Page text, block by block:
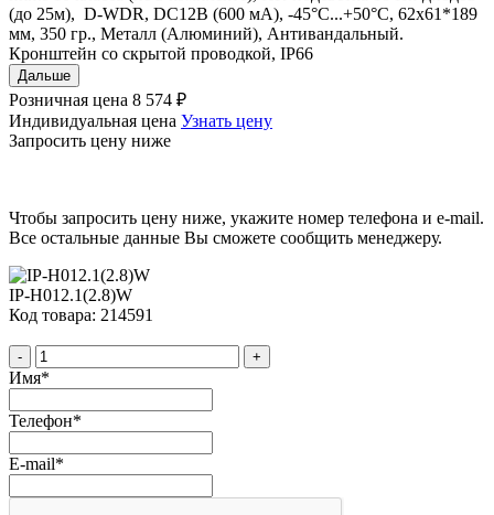
(до 25м), D-WDR, DC12В (600 мА), -45°С...+50°С, 62х61*189
мм, 350 гр., Металл (Алюминий), Антивандальный.
Кронштейн со скрытой проводкой, IP66
Дальше
Розничная цена 8 574 ₽
Индивидуальная цена Узнать цену
Запросить цену ниже
Чтобы запросить цену ниже, укажите номер телефона и e-mail.
Все остальные данные Вы сможете сообщить менеджеру.
IP-H012.1(2.8)W
Код товара: 214591
- +
Имя*
Телефон*
E-mail*